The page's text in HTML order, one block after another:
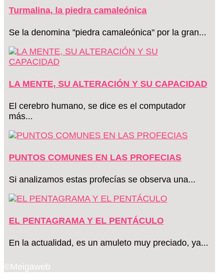
Turmalina, la piedra camaleónica
Se la denomina "piedra camaleónica" por la gran...
LA MENTE, SU ALTERACIÓN Y SU CAPACIDAD
El cerebro humano, se dice es el computador
más...
PUNTOS COMUNES EN LAS PROFECIAS
Si analizamos estas profecías se observa una...
EL PENTAGRAMA Y EL PENTÁCULO
En la actualidad, es un amuleto muy preciado, ya...
©Meigaweb